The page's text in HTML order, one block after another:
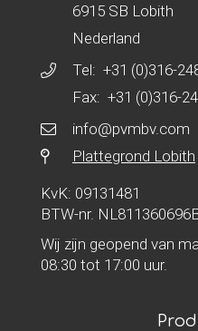
6915 SB Lobith
Nederland
Tel: +31 (0)316-
Fax: +31 (0)316-
info@pvmbv.com
Plattegrond Lobith
KvK: 09131481
BTW-nr.
Wij zijn geopend van
08:30 tot 17:00 uur.